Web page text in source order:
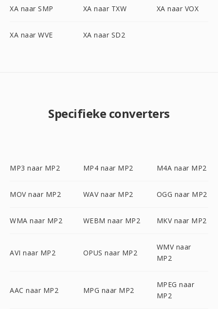
XA naar SMP XA naar TXW XA naar VOX
XA naar WVE XA naar SD2
Specifieke converters
MP3 naar MP2 MP4 naar MP2 M4A naar MP2
MOV naar MP2 WAV naar MP2 OGG naar MP2
WMA naar MP2 WEBM naar MP2 MKV naar MP2
AVI naar MP2 OPUS naar MP2
WMV naar
MP2
AAC naar MP2 MPG naar MP2
MPEG naar
MP2